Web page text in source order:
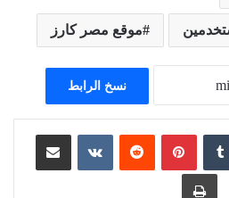
موقع مصر كارز
نسخ الرابط
‏Tumblr بينتيريست
‏Reddit
‏VKontakte مشاركة عبر البريد
طباعة